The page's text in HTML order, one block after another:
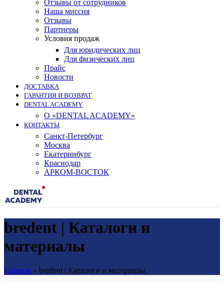
Отзывы от сотрудников
Наша миссия
Отзывы
Партнеры
Условия продаж
Для юридических лиц
Для физических лиц
Прайс
Новости
ДОСТАВКА
ГАРАНТИЯ И ВОЗВРАТ
DENTAL ACADEMY
О «DENTAL ACADEMY»
КОНТАКТЫ
Санкт-Петербург
Москва
Екатеринбург
Краснодар
АРКОМ-ВОСТОК
bredent | Каталоги и
материалы
Главная » bredent | Каталоги и материалы